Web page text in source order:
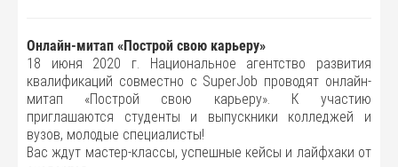
Онлайн-митап «Построй свою карьеру»
18 июня 2020 г. Национальное агентство развития
квалификаций совместно с SuperJob проводят онлайн-
митап «Построй свою карьеру». К участию
приглашаются студенты и выпускники колледжей и
вузов, молодые специалисты!
Вас ждут мастер-классы, успешные кейсы и лайфхаки от